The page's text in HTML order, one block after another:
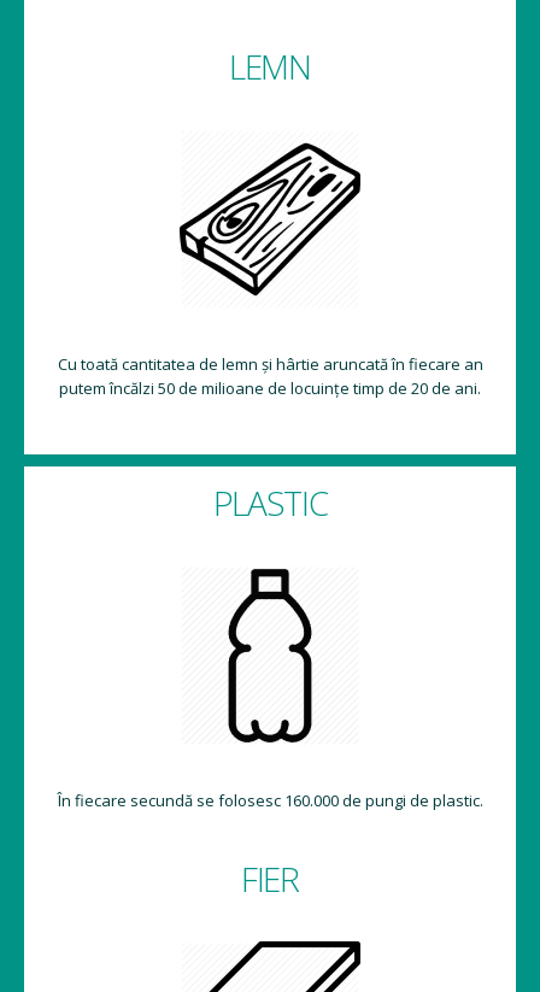
LEMN
Cu toată cantitatea de lemn și hârtie aruncată în fiecare an
putem încălzi 50 de milioane de locuințe timp de 20 de ani.
PLASTIC
În fiecare secundă se folosesc 160.000 de pungi de plastic.
FIER